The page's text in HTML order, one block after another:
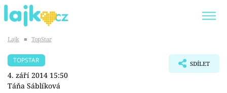
SHOPAHOLICADEL
Lajk ■ TopStar
TOPSTAR
4. září 2014 15:50
Táňa Sáblíková
SDÍLET